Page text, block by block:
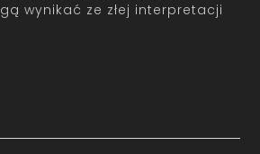
wynikać ze złej interpretacji